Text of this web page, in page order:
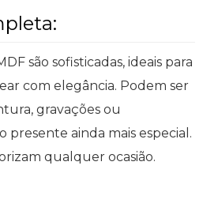
são sofisticadas, ideais para
com elegância. Podem ser
gravações ou
ainda mais especial.
qualquer ocasião.